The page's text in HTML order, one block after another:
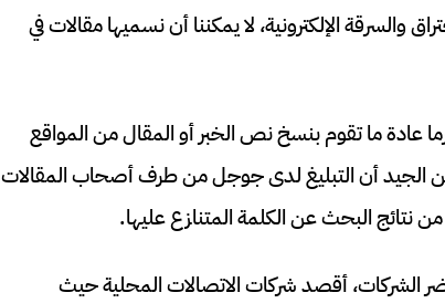
الإلكترونية، لا يمكننا أن نسميها مقالات في
عادة ما تقوم بنسخ نص الخبر أو المقال من المواقع
من الجيد أن التبليغ لدى جوجل من طرف أصحاب المقالات
نتائج البحث عن الكلمة المتنازع عليها.
الشركات، أقصد شركات الاتصالات المحلية حيث